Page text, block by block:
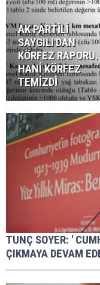
AK PARTİLİ
SAYGILI'DAN
KÖRFEZ RAPORU.
HANİ KÖRFEZ
TEMİZDİ
TUNÇ SOYER: '
ÇIKMAYA DEVAM